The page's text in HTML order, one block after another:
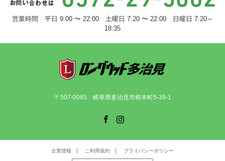
営業時間 平日 9:00 〜 22:00 土曜日 7:20 〜 22:00 日曜日 7:20～
18:35
〒507-0065 岐阜県多治見市根本町5-39-1
企業情報 ご利用規約 プライバシーポリシー